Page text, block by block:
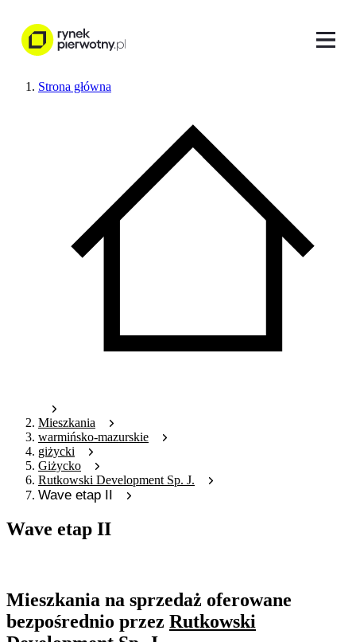
Strona główna
Mieszkania
warmińsko-mazurskie
giżycki
Giżycko
Rutkowski Development Sp. J.
Wave etap II
Wave etap II
Mieszkania na sprzedaż oferowane
bezpośrednio przez Rutkowski